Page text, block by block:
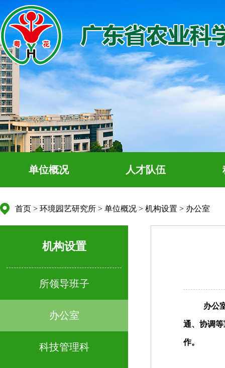
单位概况 人才队伍
首页 > 环境园艺研究所 > 单位概况 > 机构设置 > 办公室
机构设置
所领导班子
办公室
科技管理科
办公
通、协调
作。